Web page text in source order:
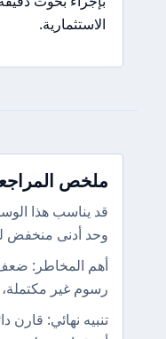
الاستثمارية.
ملخص
قد يناسب هذا
وحد أدنى منخفض
أهم المخاطر:
رسوم غير
تنبيه نهائي: